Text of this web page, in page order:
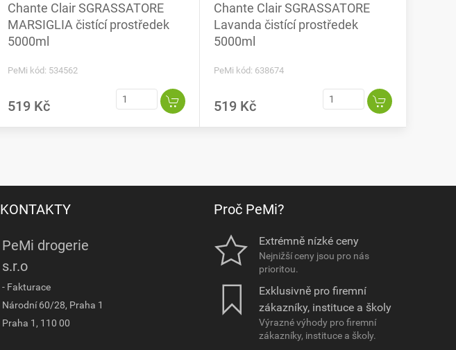
Chante Clair SGRASSATORE
MARSIGLIA čistící prostředek
5000ml
PeMi kód: 534562
519 Kč
Chante Clair SGRASSATORE
Lavanda čistící prostředek
5000ml
PeMi kód: 638674
519 Kč
KONTAKTY
PeMi drogerie
s.r.o
- Fakturace
Národní 60/28, Praha 1
Praha 1, 110 00
Proč PeMi?
Extrémně nízké ceny
Nejnižší ceny jsou pro nás
prioritou.
Exklusivně pro firemní
zákazníky, instituce a školy
Výrazné výhody pro firemní
zákazníky, instituce a školy.